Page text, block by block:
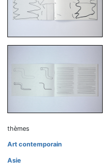
thèmes
Art contemporain
Asie